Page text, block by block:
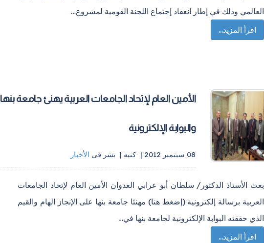
العالمي وذلك في إطار انعقاد إجتماع اللجنة القومية لمشروع…
اقرأ المزيد...
الأمين العام لإتحاد الجامعات العربية يهنئ جامعة بنها
والبوابة الإلكترونية
08 سبتمبر 2012 | كتبه | نشر فى الأخبار
بعث الأستاذ الدكتور/ سلطان أبو عرابي العدوان الأمين العام لإتحاد الجامعات
العربية برسالة إلكترونية (إضغط هنا) مهنئا جامعة بنها على الإنجاز الهام والقيم
الذي حققته البوابة الإلكترونية لجامعة بنها في…
اقرأ المزيد...